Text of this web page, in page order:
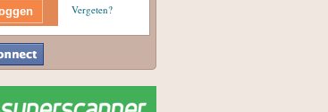
Vergeten?